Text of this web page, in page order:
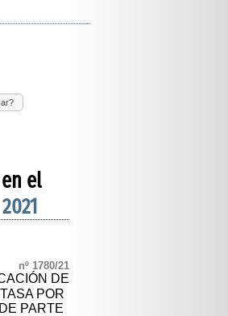
el
nº 1780/21
DE
POR
PARTE